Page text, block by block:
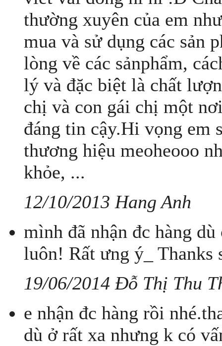
thường xuyên của em
mua và sử dụng các sản
lòng về các sảnphẩm,
lý và đặc biệt là chất
chị và con gái chị một
đáng tin cậy.Hi vọng em
thương hiệu meoheooo
khỏe, ...
12/10/2013 Hang Anh
mình đã nhận đc hàng
luôn! Rất ưng ý_ Thanks
19/06/2014 Đỗ Thị Thu
e nhận đc hàng rồi
dù ở rất xa nhưng k có